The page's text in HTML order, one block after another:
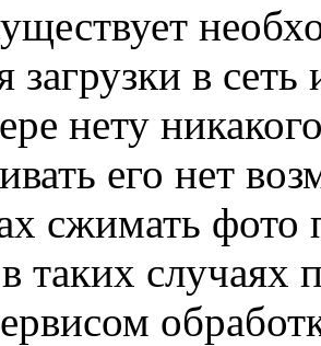
загрузки в
нету
его нет
сжимать фото
таких случаях